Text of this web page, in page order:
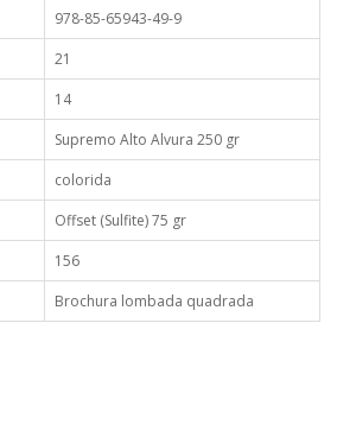
978-85-65943-49-9
21
14
Supremo Alto Alvura 250 gr
colorida
Offset (Sulfite) 75 gr
156
Brochura lombada quadrada